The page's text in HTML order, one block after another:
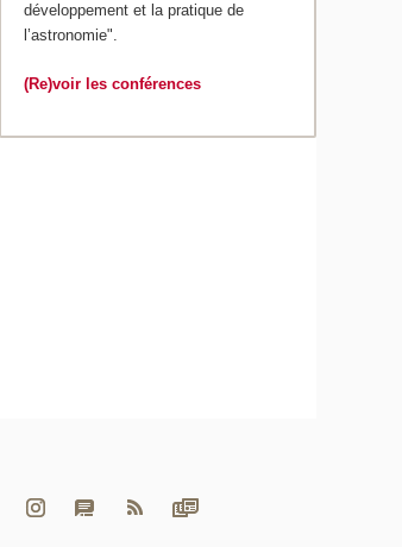
développement et la pratique de
l’astronomie".
(Re)voir les conférences